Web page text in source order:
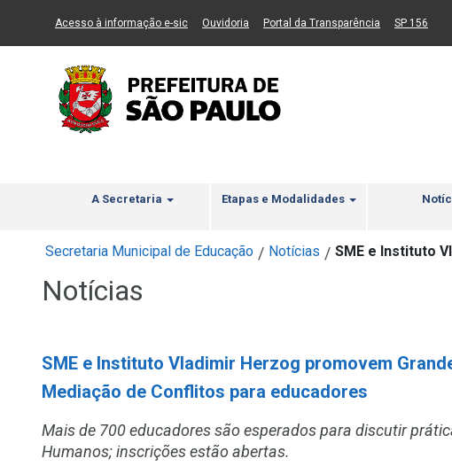
Ir ao Conteúdo Ir para menu principal 2 Ir para busca Ir para
Acesso à informação e-sic(Link para um novo sítio)
Ouvidoria (Link para um novo sítio)
Portal da Transparência (Link para um
SP 156
A Secretaria Etapas e Modalidades
Secretaria Municipal de Educação / Notícias / SME e Instituto
Notícias
SME e Instituto Vladimir Herzog promovem
Mediação de Conflitos para educadores
Mais de 700 educadores são esperados para discutir
Humanos; inscrições estão abertas.